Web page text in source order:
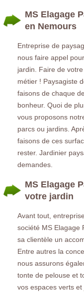
MS Elagage
en Nemours
Entreprise de
nous faire appel
jardin. Faire de
métier ! Paysagiste
faisons de chaque
bonheur. Quoi de
vous proposons
parcs ou jardins.
faisons de ces
rester. Jardinier
demandes.
MS Elagage
votre jardin
Avant tout,
société MS Elagage
sa clientèle un
Entre autres la
nous assurons
tonte de pelouse et
vos espaces verts